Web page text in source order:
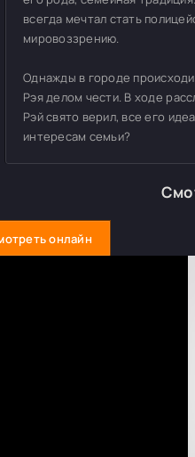
всегда мечтал стать
мировоззрению.
Однажды в городе
Рэя делом чести. В ходе
Рэй свято верил, все его
интересам семьи?
онлайн